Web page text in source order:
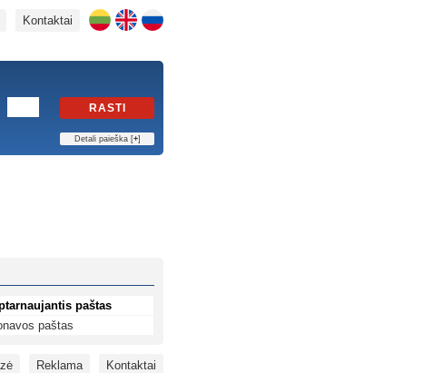
Kontaktai
RASTI
Detali paieška [+]
paštas
paštas
Reklama Kontaktai